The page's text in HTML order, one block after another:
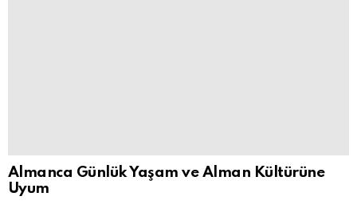
Almanca Günlük Yaşam ve Alman Kültürüne
Uyum